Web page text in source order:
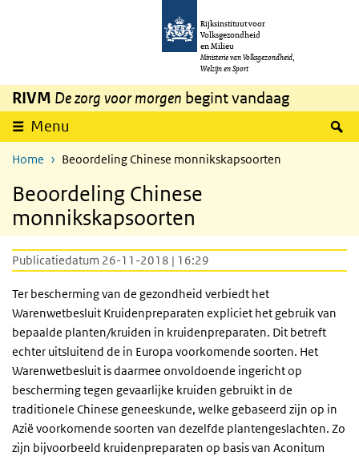
Overslaan en naar de inhoud gaan
Rijksinstituut voor
Volksgezondheid
en Milieu
Ministerie van Volksgezondheid,
Welzijn en Sport
RIVM De zorg voor morgen begint vandaag
Menu
Home Beoordeling Chinese monnikskapsoorten
Beoordeling Chinese
monnikskapsoorten
Publicatiedatum 26-11-2018 | 16:29
Ter bescherming van de gezondheid verbiedt het
Warenwetbesluit Kruidenpreparaten expliciet het gebruik van
bepaalde planten/kruiden in kruidenpreparaten. Dit betreft
echter uitsluitend de in Europa voorkomende soorten. Het
Warenwetbesluit is daarmee onvoldoende ingericht op
bescherming tegen gevaarlijke kruiden gebruikt in de
traditionele Chinese geneeskunde, welke gebaseerd zijn op in
Azië voorkomende soorten van dezelfde plantengeslachten. Zo
zijn bijvoorbeeld kruidenpreparaten op basis van Aconitum